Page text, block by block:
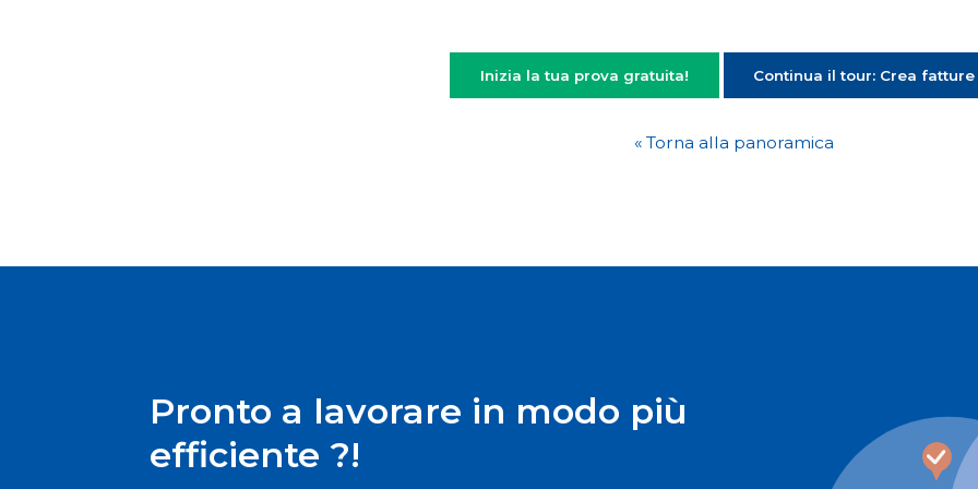
Inizia la tua prova gratuita! Continua il tour: Crea fatture
« Torna alla panoramica
Pronto a lavorare in modo più
efficiente ?!